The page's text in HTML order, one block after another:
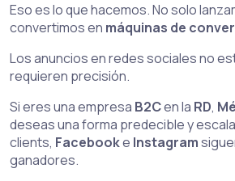
Eso es lo que hacemos. No solo
convertimos en máquinas de
Los anuncios en redes sociales no
requieren precisión.
Si eres una empresa B2Cen la RD,
deseas una forma predecible y
clients, Facebooke Instagram
ganadores.